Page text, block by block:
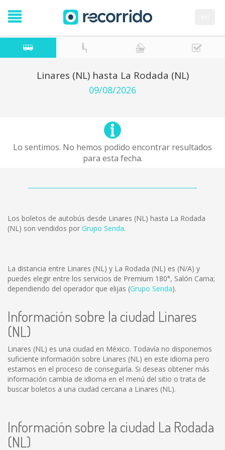
Linares (NL) hasta La Rodada (NL)
09/08/2026
Lo sentimos. No hemos podido encontrar resultados
para esta fecha.
Los boletos de autobús desde Linares (NL) hasta La Rodada
(NL) son vendidos por Grupo Senda.
La distancia entre Linares (NL) y La Rodada (NL) es (N/A) y
puedes elegir entre los servicios de Premium 180°, Salón Cama;
dependiendo del operador que elijas (Grupo Senda).
Información sobre la ciudad Linares
(NL)
Linares (NL) es una ciudad en México. Todavía no disponemos
suficiente información sobre Linares (NL) en este idioma pero
estamos en el proceso de conseguirla. Si deseas obtener más
información cambia de idioma en el menú del sitio o trata de
buscar boletos a una ciudad cercana a Linares (NL).
Información sobre la ciudad La Rodada
(NL)